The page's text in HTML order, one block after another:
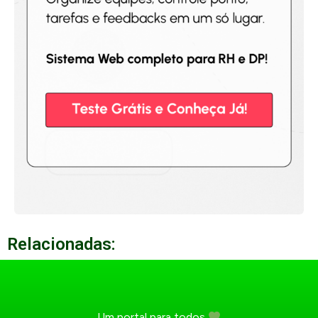
Relacionadas: